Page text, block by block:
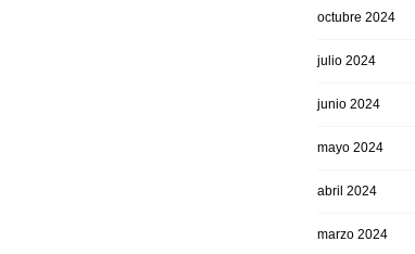
octubre 2024
julio 2024
junio 2024
mayo 2024
abril 2024
marzo 2024